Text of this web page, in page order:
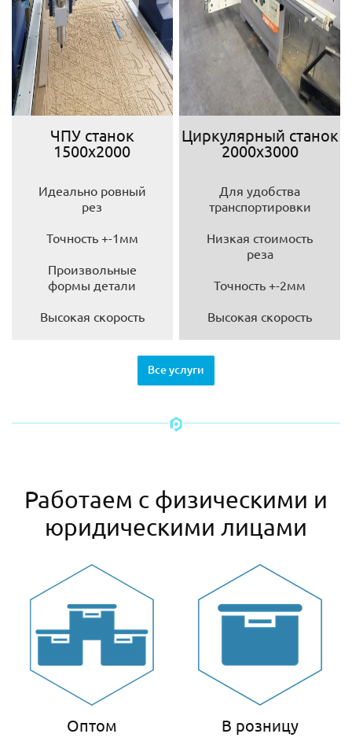
ЧПУ станок
1500х2000
Идеально ровный
рез
Точность +-1мм
Произвольные
формы детали
Высокая скорость
Циркулярный станок
2000х3000
Для удобства
транспортировки
Низкая стоимость
реза
Точность +-2мм
Высокая скорость
Все услуги
Работаем с физическими и
юридическими лицами
Оптом В розницу